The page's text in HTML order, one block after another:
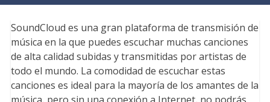
SoundCloud es una gran plataforma de transmisión de
música en la que puedes escuchar muchas canciones
de alta calidad subidas y transmitidas por artistas de
todo el mundo. La comodidad de escuchar estas
canciones es ideal para la mayoría de los amantes de la